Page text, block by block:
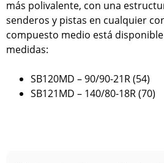
más polivalente, con una
senderos y pistas en cualquier
compuesto medio está
medidas:
SB120MD – 90/90-21R (54)
SB121MD – 140/80-18R (70)